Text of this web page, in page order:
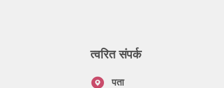
त्वरित संपर्क
पता